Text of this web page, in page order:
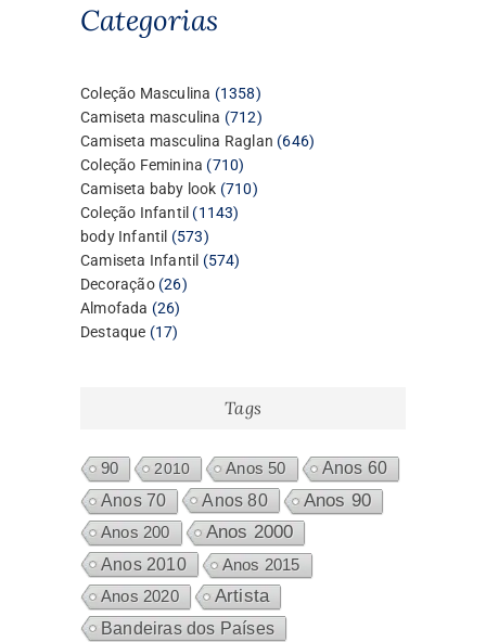
Categorias
Coleção Masculina 13581358
produtos
Camiseta masculina 712712
produtos
Camiseta masculina Raglan 646646
Coleção Feminina 710710
produtos
Camiseta baby look 710710
Coleção Infantil 11431143
body Infantil 573573
produtos
Camiseta Infantil 574574
Decoração 2626
Almofada 2626
produtos
Destaque 1717
Tags
90 2010 Anos 50
Anos 60
Anos 70
Anos 80 Anos 90
Anos 200 Anos 2000
Anos 2010 Anos 2015
Anos 2020 Artista
Bandeiras dos Países